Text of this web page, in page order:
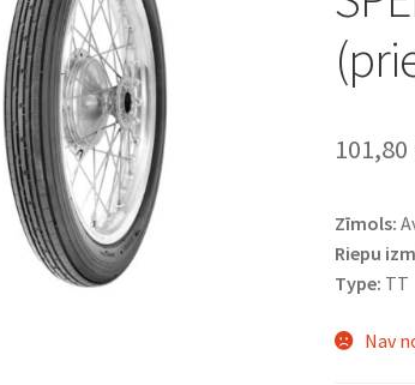
101,80
Zīmols:
Riepu
Type: TT
Nav